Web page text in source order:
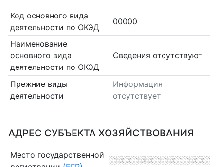
Код основного вида
деятельности по ОКЭД
00000
Наименование
основного вида
деятельности по ОКЭД
Cведения отсутствуют
Прежние виды
деятельности
Информация
отсутствует
АДРЕС СУБЪЕКТА ХОЗЯЙСТВОВАНИЯ
Место государственной